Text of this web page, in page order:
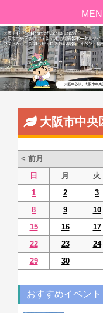
大阪市中
< 前月
日
月 火
1
2 3
8
9 10
15
16 17
22
23 24
29
30
おすすめイベント